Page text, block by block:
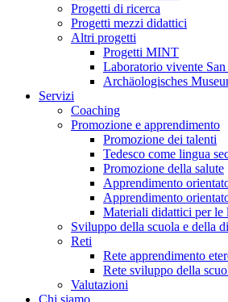
Progetti di ricerca
Progetti mezzi didattici
Altri progetti
Progetti MINT
Laboratorio vivente
Archäologisches
Servizi
Coaching
Promozione e apprendimento
Promozione dei talenti
Tedesco come lingua
Promozione della salute
Apprendimento
Apprendimento
Materiali didattici per le
Sviluppo della scuola e della
Reti
Rete apprendimento
Rete sviluppo della
Valutazioni